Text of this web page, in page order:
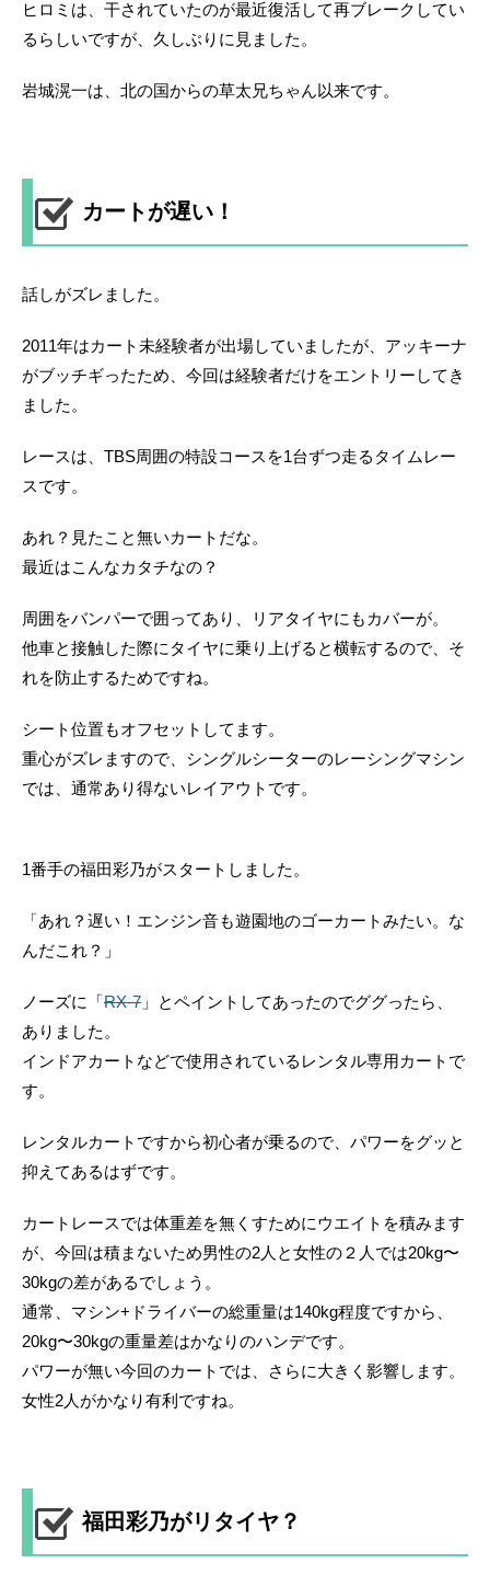
ヒロミは、干されていたのが最近復活して再ブレークしてい
るらしいですが、久しぶりに見ました。
岩城滉一は、北の国からの草太兄ちゃん以来です。
カートが遅い！
話しがズレました。
2011年はカート未経験者が出場していましたが、アッキーナ
がブッチギったため、今回は経験者だけをエントリーしてき
ました。
レースは、TBS周囲の特設コースを1台ずつ走るタイムレー
スです。
あれ？見たこと無いカートだな。
最近はこんなカタチなの？
周囲をバンパーで囲ってあり、リアタイヤにもカバーが。
他車と接触した際にタイヤに乗り上げると横転するので、そ
れを防止するためですね。
シート位置もオフセットしてます。
重心がズレますので、シングルシーターのレーシングマシン
では、通常あり得ないレイアウトです。
1番手の福田彩乃がスタートしました。
「あれ？遅い！エンジン音も遊園地のゴーカートみたい。な
んだこれ？」
ノーズに「RX-7 」とペイントしてあったのでググったら、
ありました。
インドアカートなどで使用されているレンタル専用カートで
す。
レンタルカートですから初心者が乗るので、パワーをグッと
抑えてあるはずです。
カートレースでは体重差を無くすためにウエイトを積みます
が、今回は積まないため男性の2人と女性の２人では20kg〜
30kgの差があるでしょう。
通常、マシン+ドライバーの総重量は140kg程度ですから、
20kg〜30kgの重量差はかなりのハンデです。
パワーが無い今回のカートでは、さらに大きく影響します。
女性2人がかなり有利ですね。
福田彩乃がリタイヤ？